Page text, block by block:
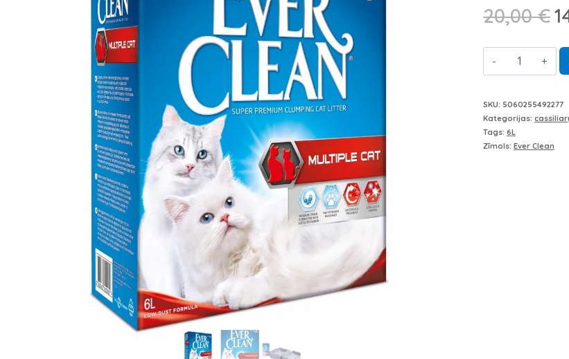
20,00€
Ever
Clean
Cat
6
SKU: 5060255492277
Kategorijas:
Tags:6L
Zīmols:Ever Clean